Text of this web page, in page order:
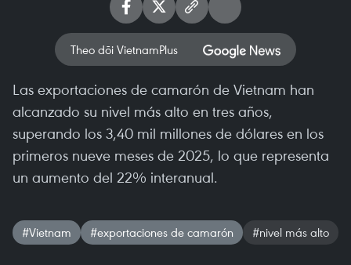
Theo dõi VietnamPlus
Las exportaciones de camarón de Vietnam han
alcanzado su nivel más alto en tres años,
superando los 3,40 mil millones de dólares en los
primeros nueve meses de 2025, lo que representa
un aumento del 22% interanual.
#Vietnam #exportaciones de camarón #nivel más alto